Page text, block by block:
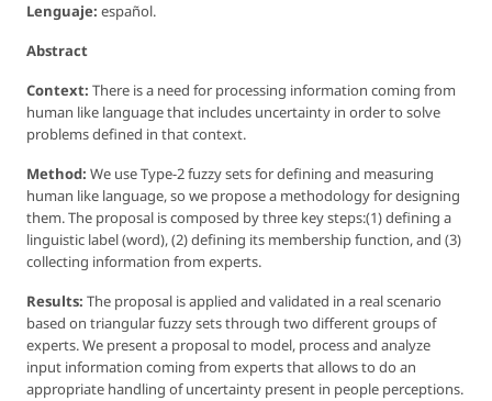
Lenguaje: español.
Abstract
Context: There is a need for processing information coming from
human like language that includes uncertainty in order to solve
problems defined in that context.
Method: We use Type-2 fuzzy sets for defining and measuring
human like language, so we propose a methodology for designing
them. The proposal is composed by three key steps:(1) defining a
linguistic label (word), (2) defining its membership function, and (3)
collecting information from experts.
Results: The proposal is applied and validated in a real scenario
based on triangular fuzzy sets through two different groups of
experts. We present a proposal to model, process and analyze
input information coming from experts that allows to do an
appropriate handling of uncertainty present in people perceptions.